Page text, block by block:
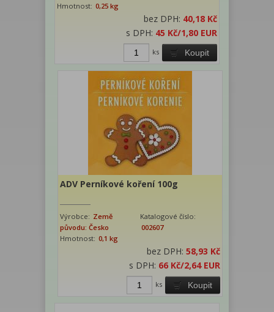
Hmotnost: 0,25 kg
bez DPH: 40,18 Kč
s DPH: 45 Kč/1,80 EUR
Koupit
ks
ADV Perníkové koření 100g
Výrobce: Země
původu: Česko
Katalogové číslo:
002607
Hmotnost: 0,1 kg
bez DPH:58,93 Kč
s DPH: 66 Kč/2,64 EUR
Koupit
ks